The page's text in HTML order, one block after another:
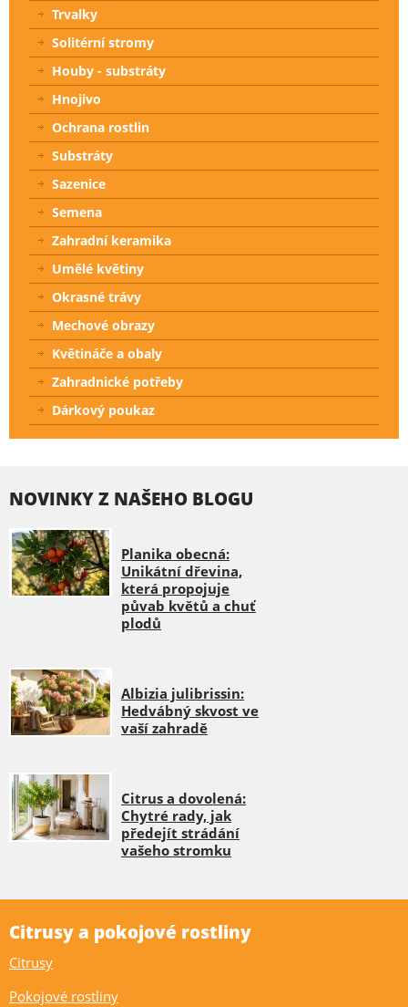
Trvalky
Solitérní stromy
Houby - substráty
Hnojivo
Ochrana rostlin
Substráty
Sazenice
Semena
Zahradní keramika
Umělé květiny
Okrasné trávy
Mechové obrazy
Květináče a obaly
Zahradnické potřeby
Dárkový poukaz
NOVINKY Z NAŠEHO BLOGU
Planika obecná:
Unikátní dřevina,
která propojuje
půvab květů a chuť
plodů
Albizia julibrissin:
Hedvábný skvost ve
vaší zahradě
Citrus a dovolená:
Chytré rady, jak
předejít strádání
vašeho stromku
Citrusy a pokojové rostliny
Citrusy
Pokojové rostliny